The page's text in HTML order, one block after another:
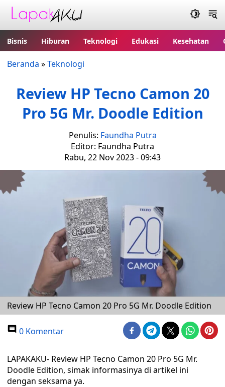
Bisnis Hiburan Teknologi Edukasi Kesehatan
Beranda »Teknologi
Review HP Tecno Camon 20
Pro 5G Mr. Doodle Edition
Penulis: Faundha Putra
Editor: Faundha Putra
Rabu, 22 Nov 2023 - 09:43
Review HP Tecno Camon 20 Pro 5G Mr. Doodle Edition
0 Komentar
LAPAKAKU- Review HP Tecno Camon 20 Pro 5G Mr.
Doodle Edition, simak informasinya di artikel ini
dengan seksama ya.